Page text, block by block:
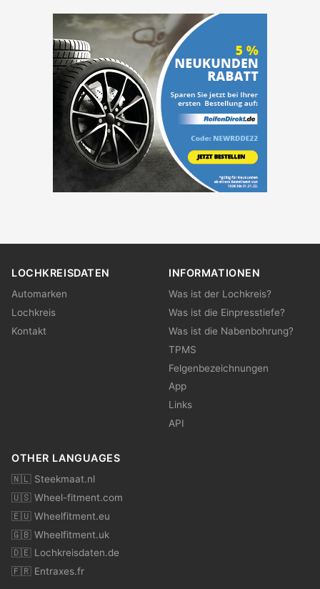
LOCHKREISDATEN
Automarken
Lochkreis
Kontakt
INFORMATIONEN
Was ist der Lochkreis?
Was ist die Einpresstiefe?
Was ist die Nabenbohrung?
TPMS
Felgenbezeichnungen
App
Links
API
OTHER LANGUAGES
🇳🇱 Steekmaat.nl
🇺🇸 Wheel-fitment.com
🇪🇺 Wheelfitment.eu
🇬🇧 Wheelfitment.uk
🇩🇪 Lochkreisdaten.de
🇫🇷 Entraxes.fr